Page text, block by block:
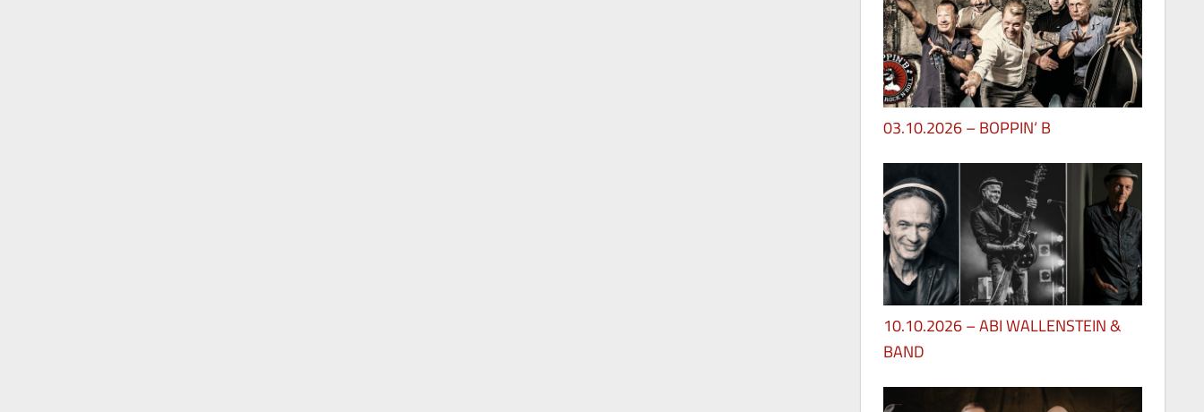
03.10.2026 – BOPPIN‘ B
10.10.2026 – ABI WALLENSTEIN &
BAND